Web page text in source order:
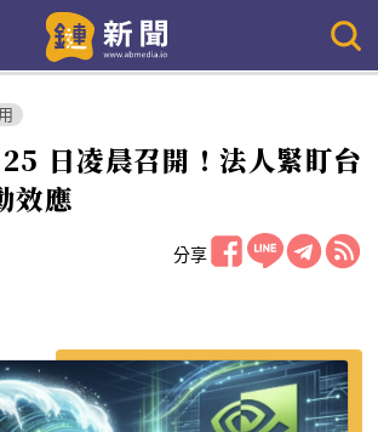
日凌晨召開！法人緊盯台
效應
分享